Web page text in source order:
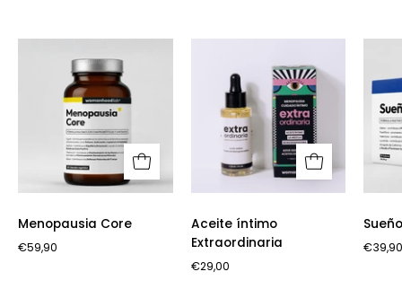
Core
Menopausia Core
€59,90
íntimo
Extraordinaria
Aceite íntimo
Extraordinaria
€29,00